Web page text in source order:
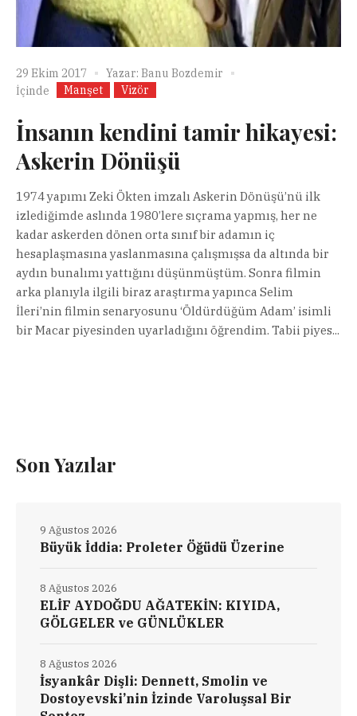
29 Ekim 2017 Yazar: Banu Bozdemir
İçinde
Manşet Vizör
İnsanın kendini tamir hikayesi:
Askerin Dönüşü
1974 yapımı Zeki Ökten imzalı Askerin Dönüşü’nü ilk
izlediğimde aslında 1980’lere sıçrama yapmış, her ne
kadar askerden dönen orta sınıf bir adamın iç
hesaplaşmasına yaslanmasına çalışmışsa da altında bir
aydın bunalımı yattığını düşünmüştüm. Sonra filmin
arka planıyla ilgili biraz araştırma yapınca Selim
İleri’nin filmin senaryosunu ‘Öldürdüğüm Adam’ isimli
bir Macar piyesinden uyarladığını öğrendim. Tabii piyes...
Son Yazılar
Büyük İddia: Proleter Öğüdü Üzerine
9 Ağustos 2026
ELİF AYDOĞDU AĞATEKİN: KIYIDA,
GÖLGELER ve GÜNLÜKLER
8 Ağustos 2026
İsyankâr Dişli: Dennett, Smolin ve
Dostoyevski’nin İzinde Varoluşsal Bir
8 Ağustos 2026